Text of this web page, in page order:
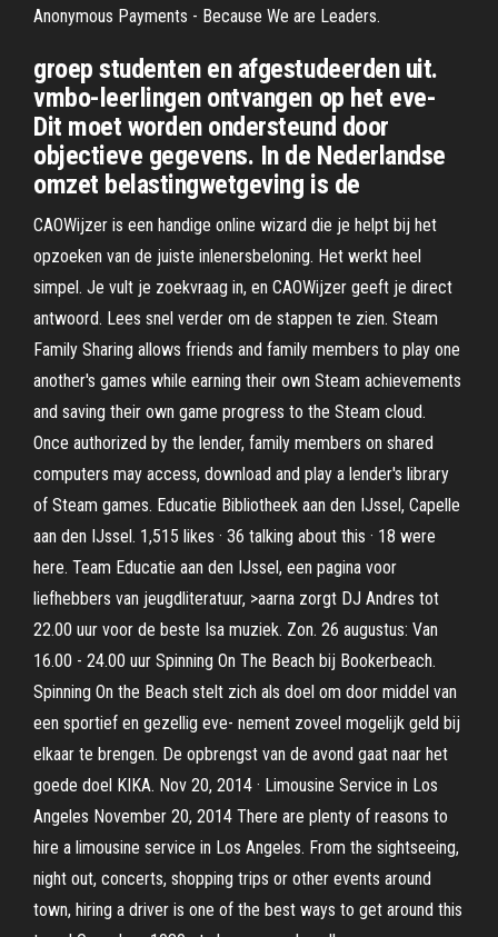
Anonymous Payments - Because We are Leaders.
groep studenten en afgestudeerden uit.
vmbo-leerlingen ontvangen op het eve-
Dit moet worden ondersteund door
objectieve gegevens. In de Nederlandse
omzet­ belastingwetgeving is de
CAOWijzer is een handige online wizard die je helpt bij het
opzoeken van de juiste inlenersbeloning. Het werkt heel
simpel. Je vult je zoekvraag in, en CAOWijzer geeft je direct
antwoord. Lees snel verder om de stappen te zien. Steam
Family Sharing allows friends and family members to play one
another's games while earning their own Steam achievements
and saving their own game progress to the Steam cloud.
Once authorized by the lender, family members on shared
computers may access, download and play a lender's library
of Steam games. Educatie Bibliotheek aan den IJssel, Capelle
aan den IJssel. 1,515 likes · 36 talking about this · 18 were
here. Team Educatie aan den IJssel, een pagina voor
liefhebbers van jeugdliteratuur, >aarna zorgt DJ Andres tot
22.00 uur voor de beste Isa muziek. Zon. 26 augustus: Van
16.00 - 24.00 uur Spinning On The Beach bij Bookerbeach.
Spinning On the Beach stelt zich als doel om door middel van
een sportief en gezellig eve- nement zoveel mogelijk geld bij
elkaar te brengen. De opbrengst van de avond gaat naar het
goede doel KIKA. Nov 20, 2014 · Limousine Service in Los
Angeles November 20, 2014 There are plenty of reasons to
hire a limousine service in Los Angeles. From the sightseeing,
night out, concerts, shopping trips or other events around
town, hiring a driver is one of the best ways to get around this